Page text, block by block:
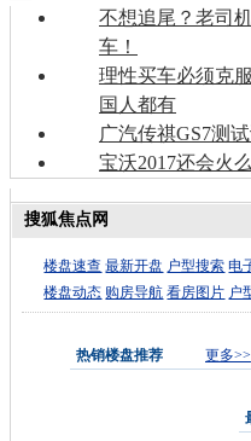
不想追尾？老司
车！
理性买车必须克
国人都有
广汽传祺GS7测
宝沃2017还会火
搜狐焦点网
楼盘速查 最新开盘 户型搜索 电
楼盘动态 购房导航 看房图片 户
热销楼盘推荐 更多>>